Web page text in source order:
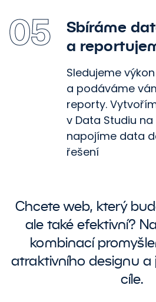
05
Sbíráme
a
Sledujeme
a podáváme
reporty.
v Data Studiu
napojíme data
řešení
Chcete web, který
ale také efektivní?
kombinací
atraktivního designu a
cíle.